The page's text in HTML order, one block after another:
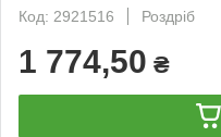
Код: 2921516
Роздріб
1 774,50 ₴